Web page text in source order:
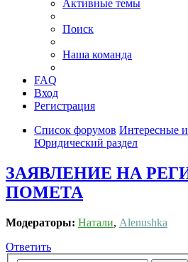
Активные темы
Поиск
Наша команда
FAQ
Вход
Регистрация
Список форумов Интересные
Юридический раздел
ЗАЯВЛЕНИЕ НА
ПОМЕТА
Модераторы: Натали, Alenushka
Ответить